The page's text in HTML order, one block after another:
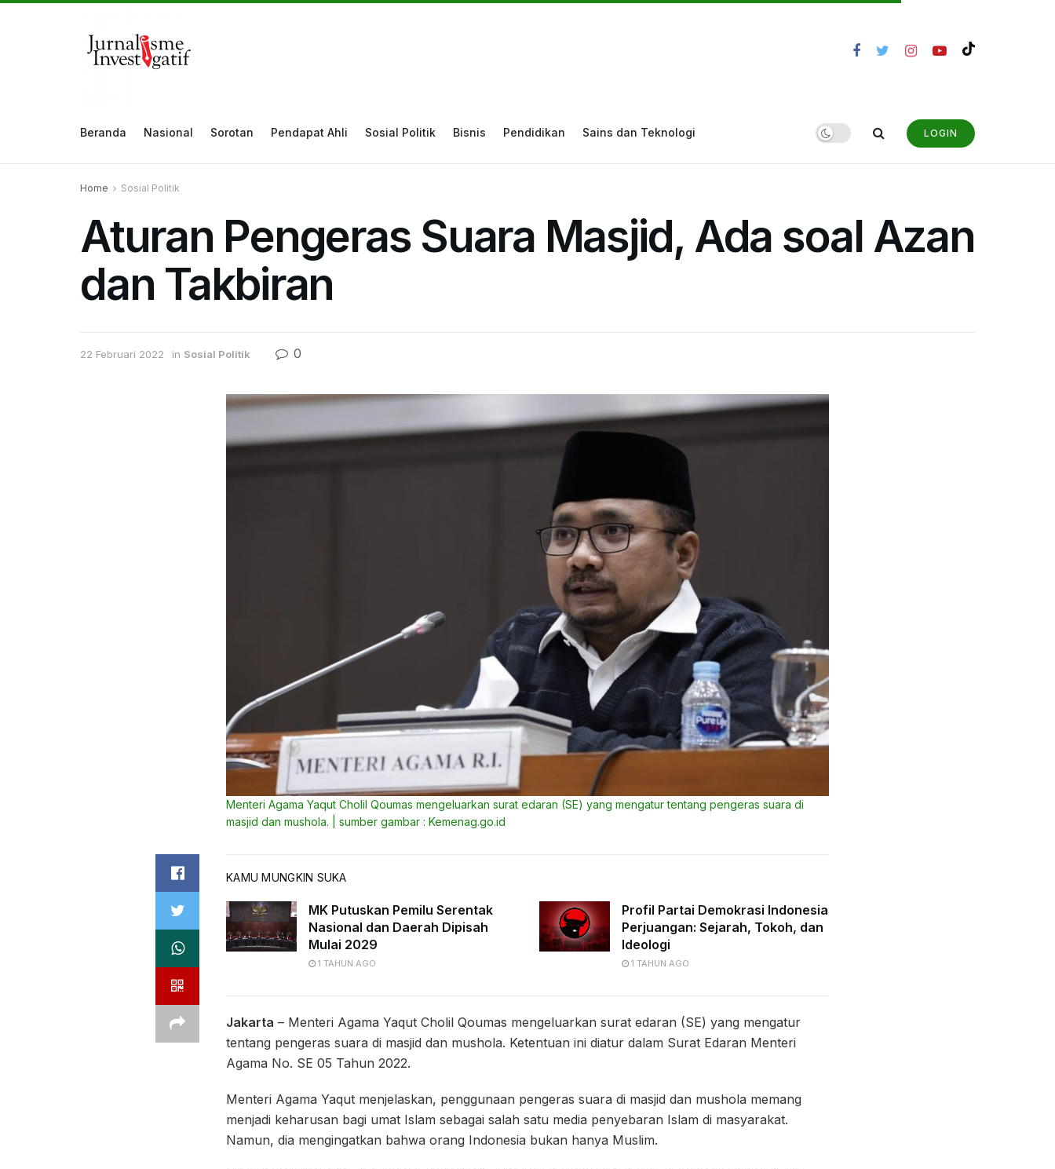
Beranda Nasional Sorotan Pendapat Ahli Sosial Politik Bisnis Pendidikan Sains dan Teknologi LOGIN
Home Sosial Politik
Aturan Pengeras Suara Masjid, Ada soal Azan
dan Takbiran
22 Februari 2022 in Sosial Politik 0
Menteri Agama Yaqut Cholil Qoumas mengeluarkan surat edaran (SE) yang mengatur tentang pengeras suara di
masjid dan mushola. | sumber gambar : Kemenag.go.id
KAMU MUNGKIN SUKA
MK Putuskan Pemilu Serentak
Nasional dan Daerah Dipisah
Mulai 2029
1 TAHUN AGO
Profil Partai Demokrasi Indonesia
Perjuangan: Sejarah, Tokoh, dan
Ideologi
1 TAHUN AGO
Jakarta – Menteri Agama Yaqut Cholil Qoumas mengeluarkan surat edaran (SE) yang mengatur
tentang pengeras suara di masjid dan mushola. Ketentuan ini diatur dalam Surat Edaran Menteri
Agama No. SE 05 Tahun 2022.
Menteri Agama Yaqut menjelaskan, penggunaan pengeras suara di masjid dan mushola memang
menjadi keharusan bagi umat Islam sebagai salah satu media penyebaran Islam di masyarakat.
Namun, dia mengingatkan bahwa orang Indonesia bukan hanya Muslim.